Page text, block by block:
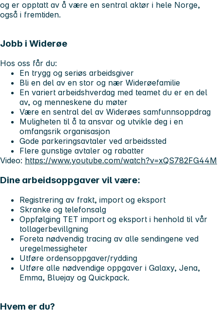
og er opptatt av å være en sentral aktør i hele Norge,
også i fremtiden.
Jobb i Widerøe
Hos oss får du:
En trygg og seriøs arbeidsgiver
Bli en del av en stor og nær Widerøefamilie
En variert arbeidshverdag med teamet du er en del
av, og menneskene du møter
Være en sentral del av Widerøes samfunnsoppdrag
Muligheten til å ta ansvar og utvikle deg i en
omfangsrik organisasjon
Gode parkeringsavtaler ved arbeidssted
Flere gunstige avtaler og rabatter
Video: https://www.youtube.com/watch?v=xQS782FG44M
Dine arbeidsoppgaver vil være:
Registrering av frakt, import og eksport
Skranke og telefonsalg
Oppfølging TET import og eksport i henhold til vår
tollagerbevillgning
Foreta nødvendig tracing av alle sendingene ved
uregelmessigheter
Utføre ordensoppgaver/rydding
Utføre alle nødvendige oppgaver i Galaxy, Jena,
Emma, Bluejay og Quickpack.
Hvem er du?